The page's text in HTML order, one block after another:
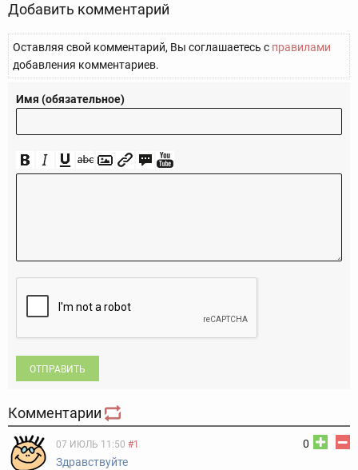
Добавить комментарий
Оставляя свой комментарий, Вы соглашаетесь с правилами
добавления комментариев.
Имя (обязательное)
ОТПРАВИТЬ
Комментарии
0
07 ИЮЛЬ 11:50 #1
Здравствуйте